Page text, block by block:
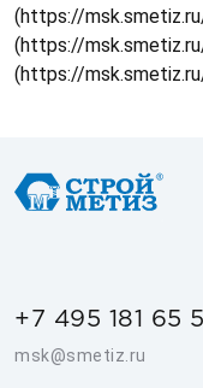
(https://
(https://
(https://
+7 495 181 65
msk@smetiz.ru